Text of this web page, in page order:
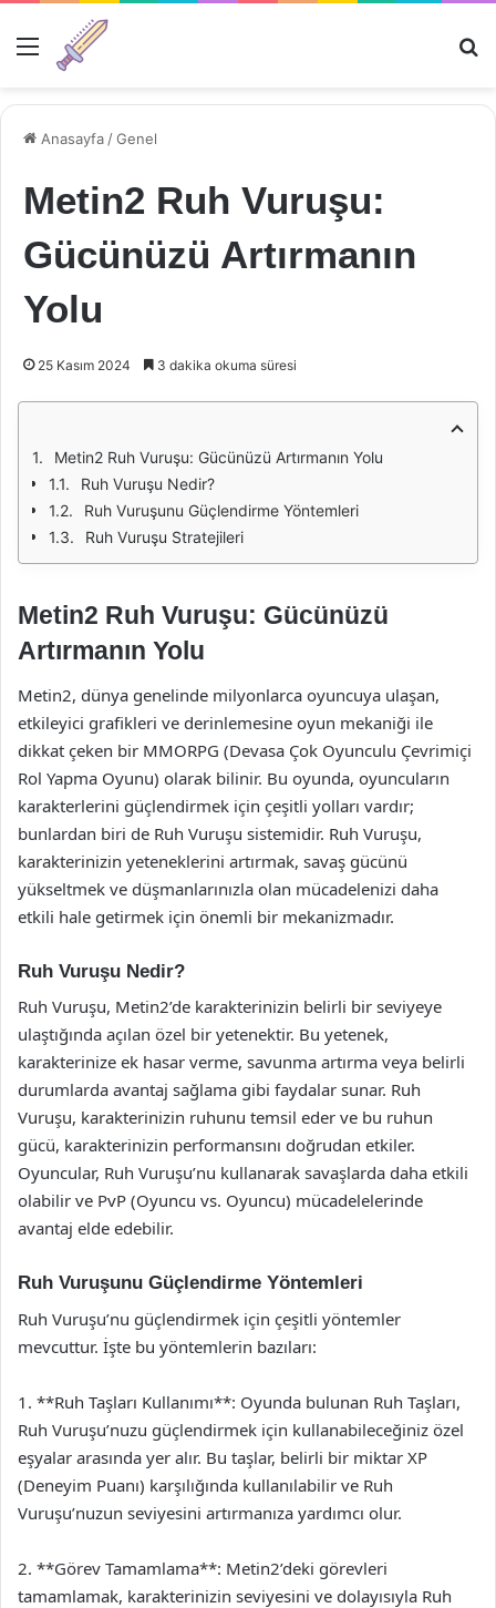
Menü
Anasayfa /Genel
Metin2 Ruh Vuruşu:
Gücünüzü Artırmanın
Yolu
25 Kasım 2024 3 dakika okuma süresi
Metin2 Ruh Vuruşu: Gücünüzü Artırmanın Yolu
Ruh Vuruşu Nedir?
Ruh Vuruşunu Güçlendirme Yöntemleri
Ruh Vuruşu Stratejileri
Metin2 Ruh Vuruşu: Gücünüzü
Artırmanın Yolu
Metin2, dünya genelinde milyonlarca oyuncuya ulaşan,
etkileyici grafikleri ve derinlemesine oyun mekaniği ile
dikkat çeken bir MMORPG (Devasa Çok Oyunculu Çevrimiçi
Rol Yapma Oyunu) olarak bilinir. Bu oyunda, oyuncuların
karakterlerini güçlendirmek için çeşitli yolları vardır;
bunlardan biri de Ruh Vuruşu sistemidir. Ruh Vuruşu,
karakterinizin yeteneklerini artırmak, savaş gücünü
yükseltmek ve düşmanlarınızla olan mücadelenizi daha
etkili hale getirmek için önemli bir mekanizmadır.
Ruh Vuruşu Nedir?
Ruh Vuruşu, Metin2’de karakterinizin belirli bir seviyeye
ulaştığında açılan özel bir yetenektir. Bu yetenek,
karakterinize ek hasar verme, savunma artırma veya belirli
durumlarda avantaj sağlama gibi faydalar sunar. Ruh
Vuruşu, karakterinizin ruhunu temsil eder ve bu ruhun
gücü, karakterinizin performansını doğrudan etkiler.
Oyuncular, Ruh Vuruşu’nu kullanarak savaşlarda daha etkili
olabilir ve PvP (Oyuncu vs. Oyuncu) mücadelelerinde
avantaj elde edebilir.
Ruh Vuruşunu Güçlendirme Yöntemleri
Ruh Vuruşu’nu güçlendirmek için çeşitli yöntemler
mevcuttur. İşte bu yöntemlerin bazıları:
1. **Ruh Taşları Kullanımı**: Oyunda bulunan Ruh Taşları,
Ruh Vuruşu’nuzu güçlendirmek için kullanabileceğiniz özel
eşyalar arasında yer alır. Bu taşlar, belirli bir miktar XP
(Deneyim Puanı) karşılığında kullanılabilir ve Ruh
Vuruşu’nuzun seviyesini artırmanıza yardımcı olur.
2. **Görev Tamamlama**: Metin2’deki görevleri
tamamlamak, karakterinizin seviyesini ve dolayısıyla Ruh